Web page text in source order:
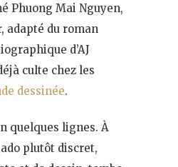
Phuong Mai Nguyen,
adapté du roman
d’AJ
culte chez les
dessinée.
quelques lignes. À
plutôt discret,